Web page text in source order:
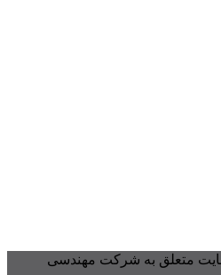
متعلق به شرکت مهندسی